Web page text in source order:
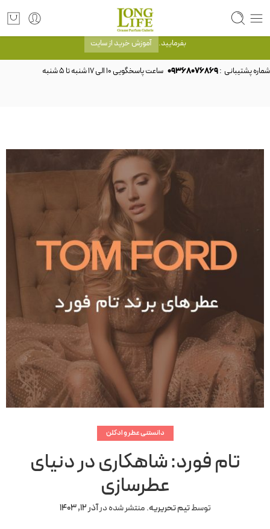
توجه! برند لانگ لایف رایحه های معروف را با شیشه و بسته بندی خود شرکت لانگ لایف
عرضه می کند.که با انتخاب حجم هر ادکلنی می توانید شیشه و بسته بندی را ملاحظه
بفرمایید. آموزش خرید از سایت
شماره پشتیبانی :09368076869
دانستنی عطر و ادکلن
تام فورد: شاهکاری در دنیای
عطرسازی
توسطتیم تحریریه.منتشر شده درآذر 12, 1403